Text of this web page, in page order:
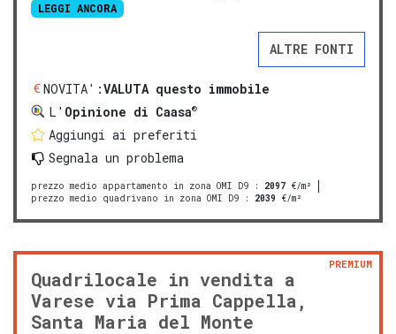
LEGGI ANCORA
ALTRE FONTI
NOVITA':VALUTA questo immobile
L' Opinione di Caasa®
Aggiungi ai preferiti
Segnala un problema
prezzo medio appartamento in zona OMI D9 : 2097 €/m²
prezzo medio quadrivano in zona OMI D9 : 2039 €/m²
Quadrilocale in vendita a
Varese via Prima Cappella,
Santa Maria del Monte
PREMIUM